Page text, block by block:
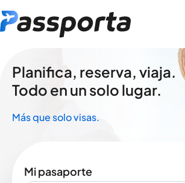
Planifica, reserva, viaja.
Todo en un solo lugar.
Más que solo visas.
Mi pasaporte